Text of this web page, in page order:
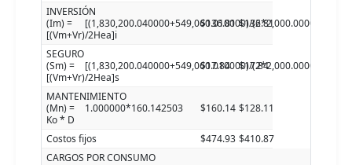
INVERSIÓN
(Im) =
[(Vm+Vr)/2Hea]i
[(1,830,200.040000+549,060.010000)/
$136.81 $136.81
SEGURO
(Sm) =
[(Vm+Vr)/2Hea]s
[(1,830,200.040000+549,060.010000)/
$17.84 $17.84
MANTENIMIENTO
(Mn) =
Ko * D
1.000000*160.142503 $160.14 $128.11
Costos fijos $474.93 $410.87
CARGOS POR CONSUMO